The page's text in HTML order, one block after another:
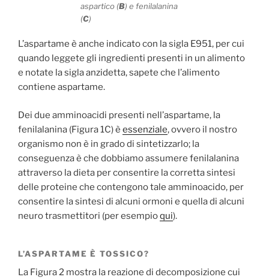
aspartico (B) e fenilalanina
(C)
L’aspartame è anche indicato con la sigla E951, per cui
quando leggete gli ingredienti presenti in un alimento
e notate la sigla anzidetta, sapete che l’alimento
contiene aspartame.
Dei due amminoacidi presenti nell’aspartame, la
fenilalanina (Figura 1C) è essenziale, ovvero il nostro
organismo non è in grado di sintetizzarlo; la
conseguenza è che dobbiamo assumere fenilalanina
attraverso la dieta per consentire la corretta sintesi
delle proteine che contengono tale amminoacido, per
consentire la sintesi di alcuni ormoni e quella di alcuni
neuro trasmettitori (per esempioqui).
L’ASPARTAME È TOSSICO?
La Figura 2 mostra la reazione di decomposizione cui